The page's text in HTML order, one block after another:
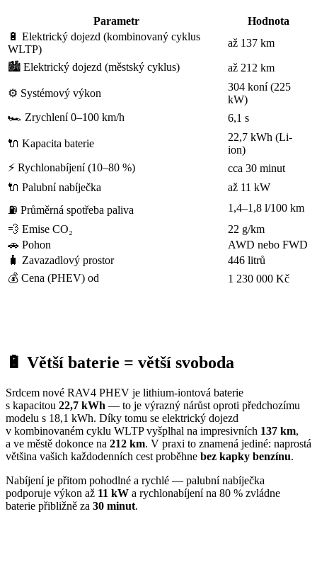
Parametr
Hodnota
🔋 Elektrický dojezd (kombinovaný cyklus
WLTP)
až 137 km
🏙️ Elektrický dojezd (městský cyklus)
až 212 km
⚙️ Systémový výkon
304 koní (225
kW)
🏎️ Zrychlení 0–100 km/h
6,1 s
🔌 Kapacita baterie
22,7 kWh (Li-
ion)
⚡ Rychlonabíjení (10–80 %)
cca 30 minut
🔌 Palubní nabíječka
až 11 kW
⛽ Průměrná spotřeba paliva
1,4–1,8 l/100 km
💨 Emise CO₂
22 g/km
🚗 Pohon
AWD nebo FWD
🧳 Zavazadlový prostor
446 litrů
💰 Cena (PHEV) od
1 230 000 Kč
🔋 Větší baterie = větší svoboda
Srdcem nové RAV4 PHEV je lithium-iontová baterie
s kapacitou 22,7 kWh — to je výrazný nárůst oproti předchozímu
modelu s 18,1 kWh. Díky tomu se elektrický dojezd
v kombinovaném cyklu WLTP vyšplhal na impresivních 137 km,
a ve městě dokonce na 212 km. V praxi to znamená jediné: naprostá
většina vašich každodenních cest proběhne bez kapky benzínu.
Nabíjení je přitom pohodlné a rychlé — palubní nabíječka
podporuje výkon až 11 kW a rychlonabíjení na 80 % zvládne
baterie přibližně za 30 minut.